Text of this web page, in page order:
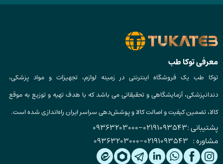
معرفی توکا طب
توکا طب یک فروشگاه اینترنتی در زمینه لوازم، تجهیزات و مواد پزشکی،
دندانپزشکی، آزمایشگاهی و تحقیقاتی می باشد که با هدف تهیه و توزیع به موقع
کالا، تضمین کیفیت و اصالت کالا و پوشش‌دهی سراسر ایران راه‌اندازی شده است.
پشتیبانی :02191093543
-
09363203000
مشاوره : 02191093543
-
09363203000